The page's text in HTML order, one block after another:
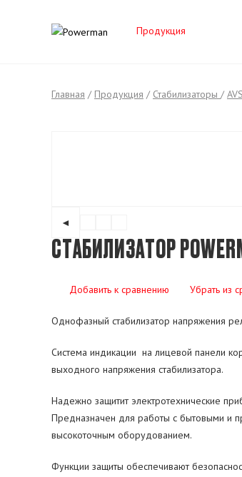
Продукция
Главная / Продукция / Стабилизаторы /
◄
СТАБИЛИЗАТОР
Добавить к сравнению Убрать из
Однофазный стабилизатор напряжения
Система индикации на лицевой панели
выходного напряжения стабилизатора.
Надежно защитит электротехнические
Предназначен для работы с бытовыми и
высокоточным оборудованием.
Функции защиты обеспечивают